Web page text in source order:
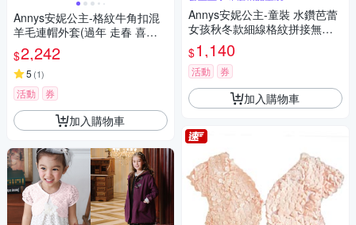
Annys安妮公主-格紋牛角扣混
羊毛連帽外套(過年 走春 喜氣)*
1672藍色
$2,242
5 (1)
活動 券
加入購物車
Annys安妮公主-童裝 水鑽芭蕾
女孩秋冬款細線格紋拼接無袖
洋裝*2238藍色
$1,140
活動 券
加入購物車